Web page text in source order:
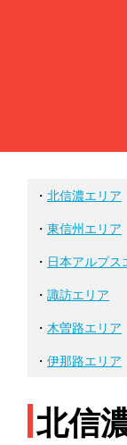
・ 北信濃エリア
・ 東信州エリア
・ 日本アルプス
・ 諏訪エリア
・ 木曽路エリア
・ 伊那路エリア
北信